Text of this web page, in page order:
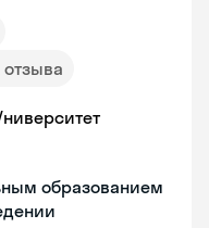
отзыва
образованием